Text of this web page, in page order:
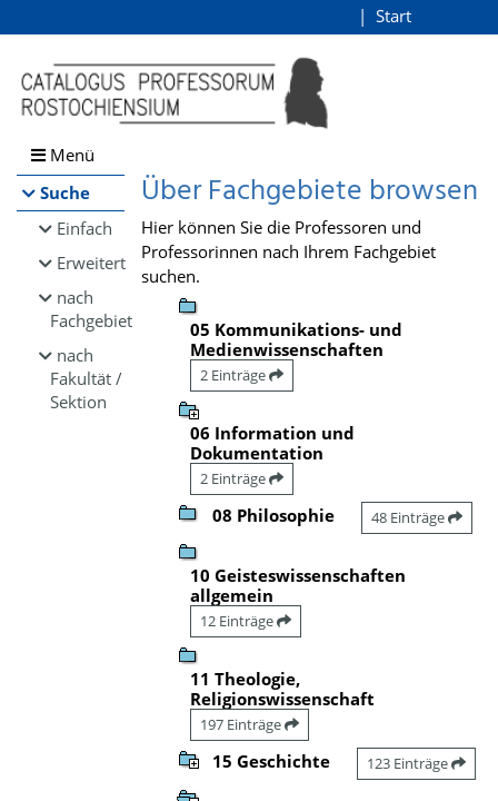
Browsen
direkt zum Inhalt
Start
Menü
Suche
Einfach
Erweitert
nach
Fachgebiet
nach
Fakultät /
Sektion
Über Fachgebiete browsen
Hier können Sie die Professoren und
Professorinnen nach Ihrem Fachgebiet
suchen.
05 Kommunikations- und
Medienwissenschaften
2 Einträge
06 Information und
Dokumentation
2 Einträge
08 Philosophie 48 Einträge
10 Geisteswissenschaften
allgemein
12 Einträge
11 Theologie,
Religionswissenschaft
197 Einträge
15 Geschichte 123 Einträge